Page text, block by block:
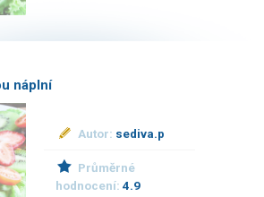
náplní
Autor: sediva.p
Průměrné
hodnocení:4.9